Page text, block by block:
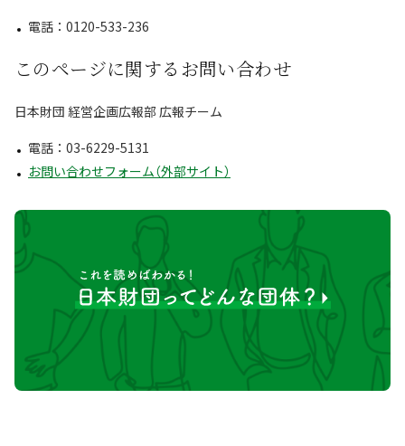
電話：0120-533-236
このページに関するお問い合わせ
日本財団 経営企画広報部 広報チーム
電話：03-6229-5131
お問い合わせフォーム（外部サイト）